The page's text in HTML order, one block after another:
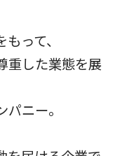
って、
重した業態を展
ニー。